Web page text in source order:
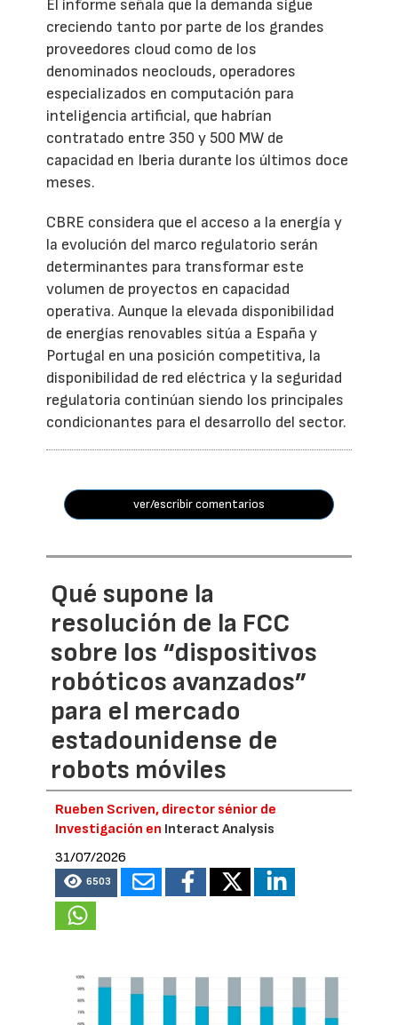
El informe señala que la demanda sigue
creciendo tanto por parte de los grandes
proveedores cloud como de los
denominados neoclouds, operadores
especializados en computación para
inteligencia artificial, que habrían
contratado entre 350 y 500 MW de
capacidad en Iberia durante los últimos doce
meses.
CBRE considera que el acceso a la energía y
la evolución del marco regulatorio serán
determinantes para transformar este
volumen de proyectos en capacidad
operativa. Aunque la elevada disponibilidad
de energías renovables sitúa a España y
Portugal en una posición competitiva, la
disponibilidad de red eléctrica y la seguridad
regulatoria continúan siendo los principales
condicionantes para el desarrollo del sector.
ver/escribir comentarios
Qué supone la
resolución de la FCC
sobre los “dispositivos
robóticos avanzados”
para el mercado
estadounidense de
robots móviles
Rueben Scriven, director sénior de
Investigación en Interact Analysis
31/07/2026
6503